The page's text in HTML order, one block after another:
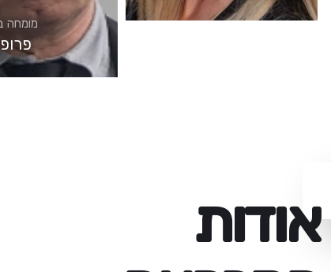
מומחה
פרופ'
אודות